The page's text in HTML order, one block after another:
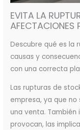
EVITA LA
AFECTACIONES
Descubre qué es la
causas y
con una correcta
Las rupturas de
empresa, ya que
una venta. También
provocan, las